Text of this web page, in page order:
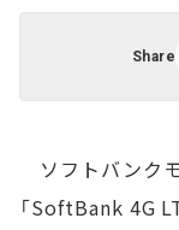
Share
ソフトバンク
「SoftBank 4G